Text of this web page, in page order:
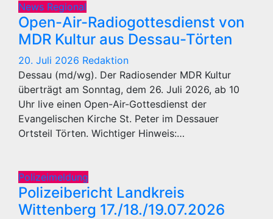
News Regional
Open-Air-Radiogottesdienst von
MDR Kultur aus Dessau-Törten
20. Juli 2026 Redaktion
Dessau (md/wg). Der Radiosender MDR Kultur
überträgt am Sonntag, dem 26. Juli 2026, ab 10
Uhr live einen Open-Air-Gottesdienst der
Evangelischen Kirche St. Peter im Dessauer
Ortsteil Törten. Wichtiger Hinweis:…
Polizeimeldung
Polizeibericht Landkreis
Wittenberg 17./18./19.07.2026